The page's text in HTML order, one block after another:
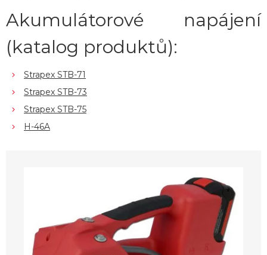
Akumulátorové napájení
(katalog produktů):
Strapex STB-71
Strapex STB-73
Strapex STB-75
H-46A